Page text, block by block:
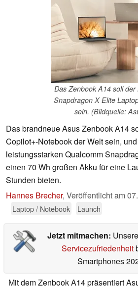
Das Zenbook A14 soll der
Snapdragon X Elite
sein. (Bildquelle:
Das brandneue Asus Zenbook A14
Copilot+-Notebook der Welt sein,
leistungsstarken Qualcomm
einen 70 Wh großen Akku für eine
Stunden bieten.
Hannes Brecher, Veröffentlicht am
Laptop / Notebook Launch
Jetzt mitmachen:
Servicezufriedenheit
Smartphones
Mit dem Zenbook A14 präsentiert